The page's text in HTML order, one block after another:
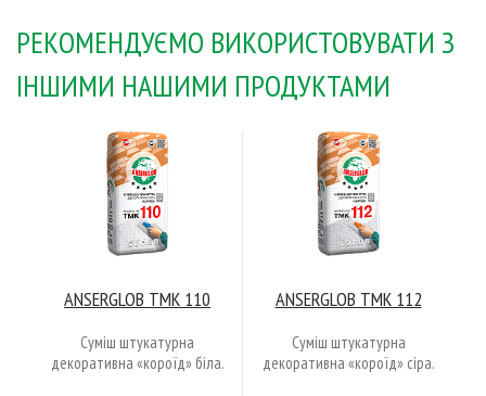
РЕКОМЕНДУЄМО ВИКОРИСТОВУВАТИ З
ІНШИМИ НАШИМИ ПРОДУКТАМИ
ANSERGLOB акрилова
Декоративна акрилова
Фарба ANSERGLOB
Фарба структурна акрилова